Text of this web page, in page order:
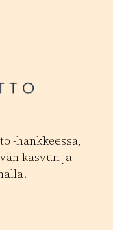
-hankkeessa,
kasvun ja